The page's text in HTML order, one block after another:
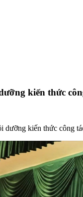
kiến thức
kiến thức công